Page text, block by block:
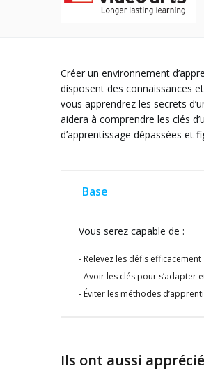
Créer un environnement
disposent des connaissances
vous apprendrez les secrets
aidera à comprendre les clés
d’apprentissage dépassées et
Base
Vous serez capable de :
Relevez les défis efficacement
Avoir les clés pour s’adapter
Éviter les méthodes
Ils ont aussi apprécié